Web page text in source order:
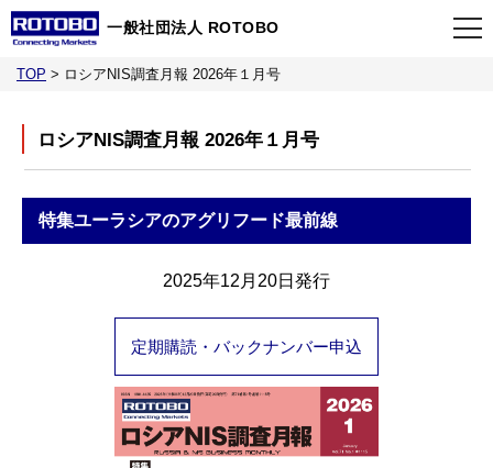
一般社団法人 ROTOBO
当会について
TOP > ロシアNIS調査月報 2026年１月号
ロシアNIS調査月報 2026年１月号
特集ユーラシアのアグリフード最前線
2025年12月20日発行
定期購読・バックナンバー申込